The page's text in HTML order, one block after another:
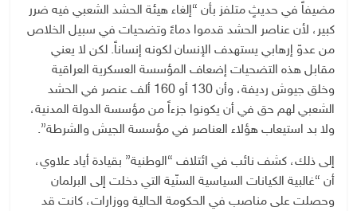
مضيفاً في حديثٍ متلفز بأن “إلغاء هيئة الحشد الشعبي فيه ضرر
كبير، لأن عناصر الحشد قدموا دماءً وتضحيات في سبيل الخلاص
من عدوّ إرهابي يستهدف الإنسان لكونه إنساناً. لكن لا يعني
مقابل هذه التضحيات إضعاف المؤسسة العسكرية العراقية
وخلق جيوش رديفة، وأن 130 أو 160 ألف عنصر في الحشد
الشعبي لهم حق في أن يكونوا جزءاً من مؤسسة الدولة المدنية،
ولا بد استيعاب هؤلاء العناصر في مؤسسة الجيش والشرطة”.
إلى ذلك، كشف نائب في ائتلاف “الوطنية” بقيادة أياد علاوي،
أن “غالبية الكيانات السياسية السنّية التي دخلت إلى البرلمان
وحصلت على مناصب في الحكومة الحالية ووزارات، كانت قد